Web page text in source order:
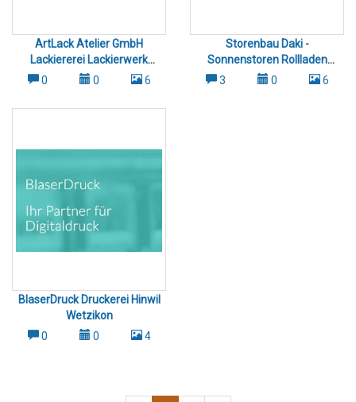
ArtLack Atelier GmbH
Lackiererei Lackierwerk
Wetzikon Hinwil Pfäffikon
0 0 6
Storenbau Daki -
Sonnenstoren Rollladen
Lamellen Insektenschutz -
3 0 6
BlaserDruck Druckerei Hinwil
Wetzikon
0
0 4